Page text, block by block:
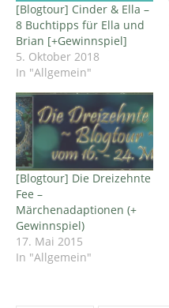
[Blogtour] Cinder & Ella –
8 Buchtipps für Ella und
Brian [+Gewinnspiel]
5. Oktober 2018
In "Allgemein"
[Blogtour] Die Dreizehnte
Fee –
Märchenadaptionen (+
Gewinnspiel)
17. Mai 2015
In "Allgemein"